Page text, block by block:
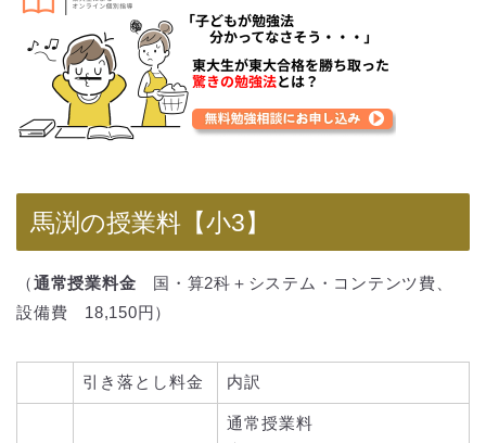
馬渕の授業料【小3】
（通常授業料金 国・算2科＋システム・コンテンツ費、
設備費 18,150円）
引き落とし料金 内訳
通常授業料